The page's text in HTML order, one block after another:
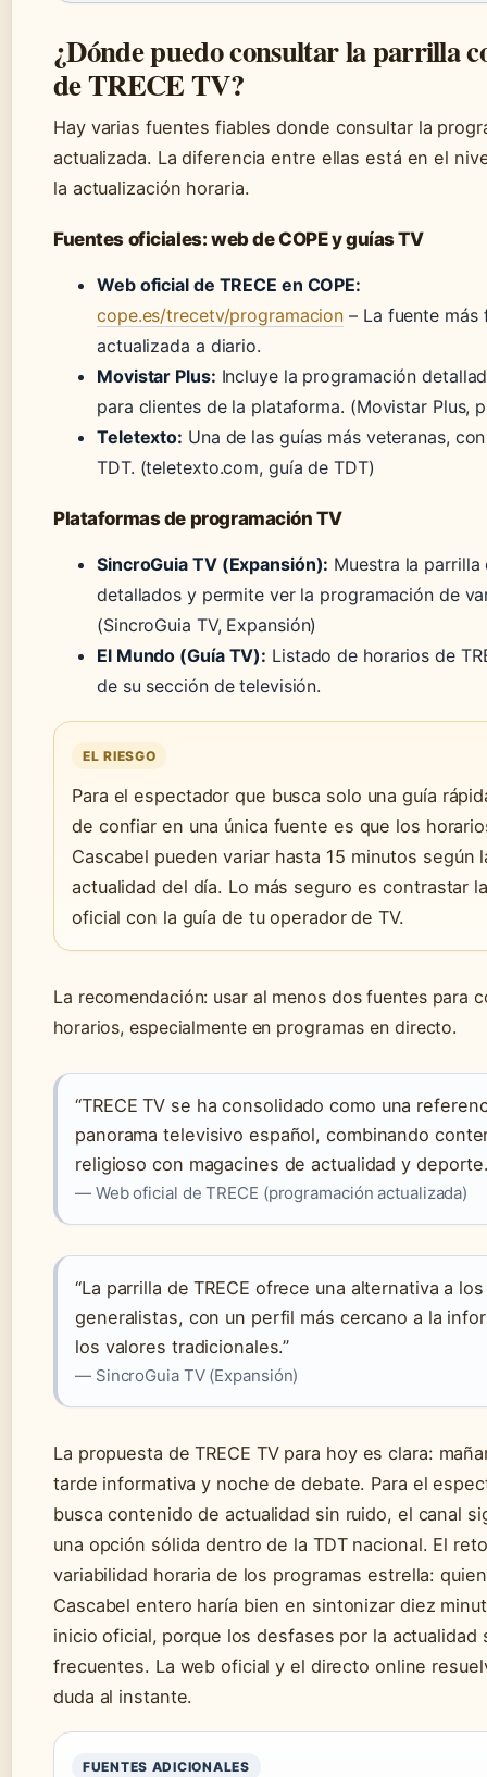
¿Dónde puedo consultar la parrilla
de TRECE TV?
Hay varias fuentes fiables donde consultar la
actualizada. La diferencia entre ellas está en el
la actualización horaria.
Fuentes oficiales: web de COPE y guías TV
Web oficial de TRECE en COPE:
cope.es/trecetv/programacion – La fuente más
actualizada a diario.
Movistar Plus: Incluye la programación
para clientes de la plataforma. (Movistar Plus,
Teletexto: Una de las guías más veteranas,
TDT. (teletexto.com, guía de TDT)
Plataformas de programación TV
SincroGuia TV (Expansión): Muestra la parrilla
detallados y permite ver la programación de
(SincroGuia TV, Expansión)
El Mundo (Guía TV): Listado de horarios de
de su sección de televisión.
EL RIESGO
Para el espectador que busca solo una guía
de confiar en una única fuente es que los
Cascabel pueden variar hasta 15 minutos según
actualidad del día. Lo más seguro es contrastar
oficial con la guía de tu operador de TV.
La recomendación: usar al menos dos fuentes para
horarios, especialmente en programas en directo.
“TRECE TV se ha consolidado como una
panorama televisivo español, combinando
religioso con magacines de actualidad y
— Web oficial de TRECE (programación actualizada)
“La parrilla de TRECE ofrece una alternativa a
generalistas, con un perfil más cercano a la
los valores tradicionales.”
— SincroGuia TV (Expansión)
La propuesta de TRECE TV para hoy es clara:
tarde informativa y noche de debate. Para el
busca contenido de actualidad sin ruido, el canal
una opción sólida dentro de la TDT nacional. El
variabilidad horaria de los programas estrella:
Cascabel entero haría bien en sintonizar diez
inicio oficial, porque los desfases por la actualidad
frecuentes. La web oficial y el directo online
duda al instante.
FUENTES ADICIONALES